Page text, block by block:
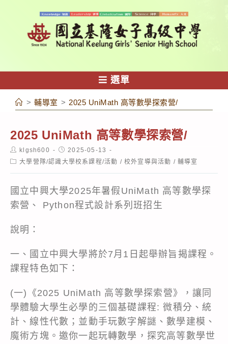
容
選單
> 輔導室 > 2025 UniMath 高等數學探索營/
2025 UniMath 高等數學探索營/
Post
author:
klgsh600
Post
published:
2025-05-13
Post大學營隊/認識大學校系課程/活動 / 校外宣導與活動 / 輔導室
國立中興大學2025年暑假UniMath 高等數學探
索營、 Python程式設計系列班招生
說明：
一、國立中興大學將於7月1日起舉辦旨揭課程。
課程特色如下：
(一)《2025 UniMath 高等數學探索營》，讓同
學體驗大學生必學的三個基礎課程: 微積分、統
計、線性代數；並動手玩數字解謎、數學建模、
魔術方塊。邀你一起玩轉數學，探究高等數學世